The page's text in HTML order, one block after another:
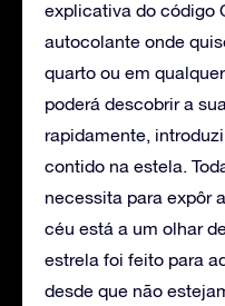
explicativa do código
autocolante onde
quarto ou em
poderá descobrir a
rapidamente,
contido na estela.
necessita para expôr
céu está a um olhar
estrela foi feito para
desde que não